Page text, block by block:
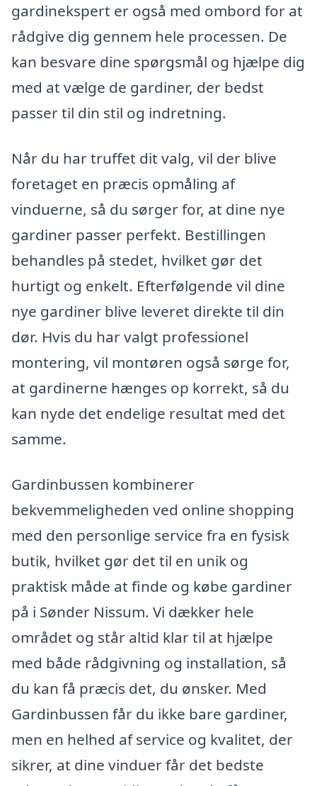
gardinekspert er også med ombord for at
rådgive dig gennem hele processen. De
kan besvare dine spørgsmål og hjælpe dig
med at vælge de gardiner, der bedst
passer til din stil og indretning.
Når du har truffet dit valg, vil der blive
foretaget en præcis opmåling af
vinduerne, så du sørger for, at dine nye
gardiner passer perfekt. Bestillingen
behandles på stedet, hvilket gør det
hurtigt og enkelt. Efterfølgende vil dine
nye gardiner blive leveret direkte til din
dør. Hvis du har valgt professionel
montering, vil montøren også sørge for,
at gardinerne hænges op korrekt, så du
kan nyde det endelige resultat med det
samme.
Gardinbussen kombinerer
bekvemmeligheden ved online shopping
med den personlige service fra en fysisk
butik, hvilket gør det til en unik og
praktisk måde at finde og købe gardiner
på i Sønder Nissum. Vi dækker hele
området og står altid klar til at hjælpe
med både rådgivning og installation, så
du kan få præcis det, du ønsker. Med
Gardinbussen får du ikke bare gardiner,
men en helhed af service og kvalitet, der
sikrer, at dine vinduer får det bedste